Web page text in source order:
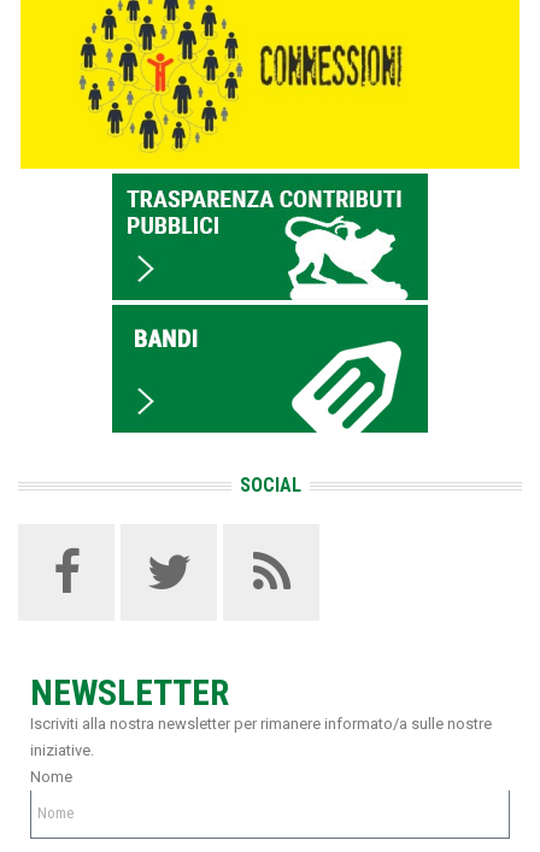
SOCIAL
NEWSLETTER
Iscriviti alla nostra newsletter per rimanere informato/a sulle nostre
iniziative.
Nome